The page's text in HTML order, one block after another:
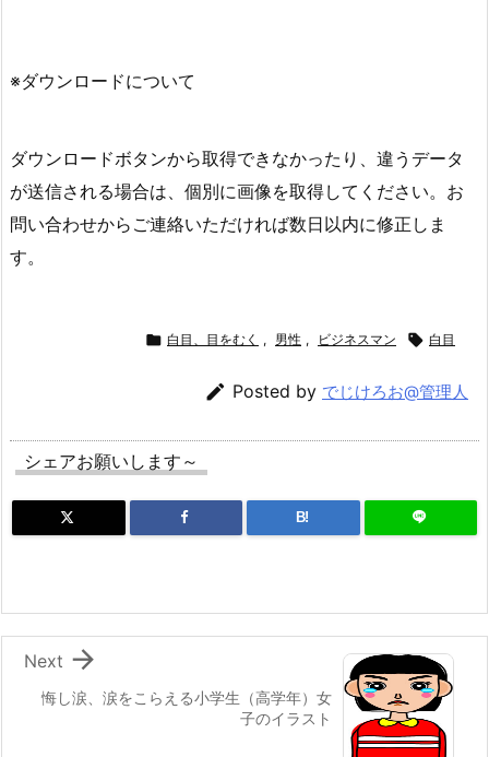
※ダウンロードについて
ダウンロードボタンから取得できなかったり、違うデータ
が送信される場合は、個別に画像を取得してください。お
問い合わせからご連絡いただければ数日以内に修正しま
す。
 白目、目をむく , 男性 , ビジネスマン  白目
 Posted by でじけろお@管理人
シェアお願いします～
B!
悔し涙、涙をこらえる小学生（高学年）女
子のイラスト

Next